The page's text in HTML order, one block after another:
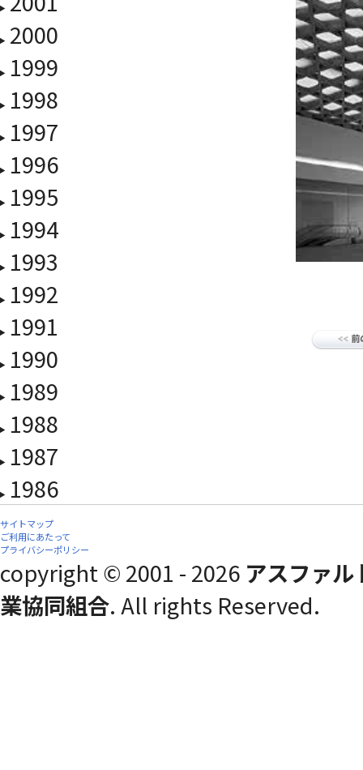
2000
1999
1998
1997
1996
1995
1994
1993
1992
1991
1990
1989
1988
1987
1986
サイトマップ
ご利用にあたって
プライバシーポリシー
copyright © 2001 - 2026 アスファ
業協同組合. All rights Reserved.